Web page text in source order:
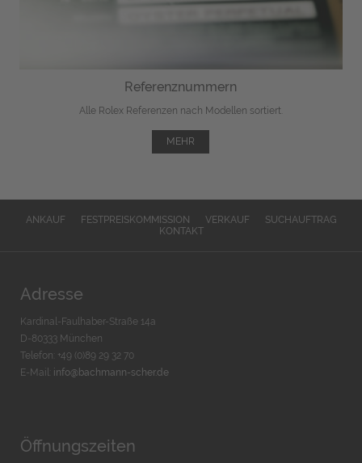
Referenznummern
Alle Rolex Referenzen nach Modellen sortiert.
MEHR
ANKAUF FESTPREISKOMMISSION VERKAUF
SUCHAUFTRAG
KONTAKT
Adresse
Kardinal-Faulhaber-Straße 14a
D-80333 München
Telefon: +49 (0)89 29 32 70
E-Mail: info@bachmann-scher.de
Öffnungszeiten